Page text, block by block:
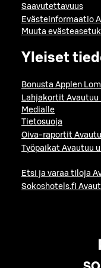
Saavutettavuus
Evästeinformaatio
Muuta
Yleiset
Bonusta Applen
Lahjakortit Avautuu
Medialle
Tietosuoja
Oiva-raportit
Työpaikat Avautuu
Etsi ja varaa tiloja
Sokoshotels.fi